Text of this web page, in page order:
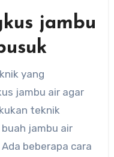
jambu
yang
jambu air agar
teknik
jambu air
beberapa cara